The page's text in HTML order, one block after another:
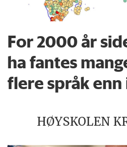
For 2000 år
ha fantes
flere språk enn
HØYSKOLEN